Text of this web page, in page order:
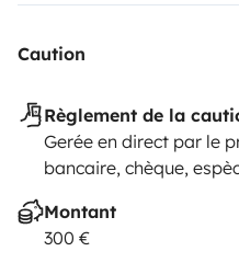
Caution
Règlement de la
Gerée en direct par le
bancaire, chèque,
Montant
300 €